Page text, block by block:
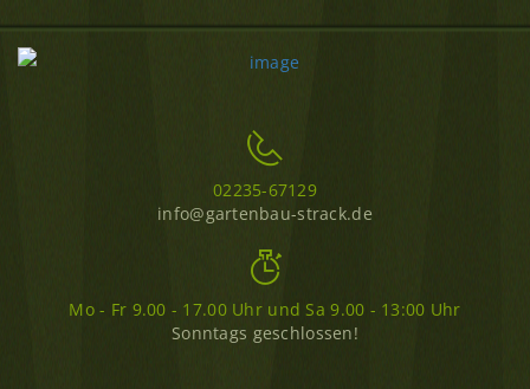
02235-67129
info@gartenbau-strack.de
Mo - Fr 9.00 - 17.00 Uhr und Sa 9.00 - 13:00 Uhr
Sonntags geschlossen!